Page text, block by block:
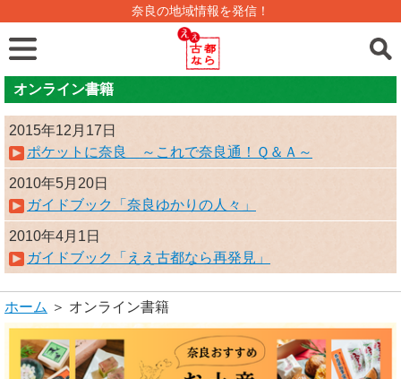
奈良の地域情報を発信！
オンライン書籍
2015年12月17日
ポケットに奈良 ～これで奈良通！Ｑ＆Ａ～
2010年5月20日
ガイドブック「奈良ゆかりの人々」
2010年4月1日
ガイドブック「ええ古都なら再発見」
ホーム ＞ オンライン書籍